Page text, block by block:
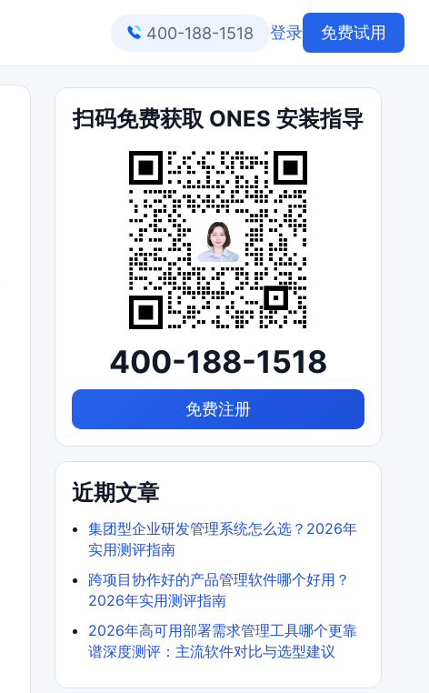
400-188-1518 登录 免费试用
扫码免费获取 ONES 安装指导
400-188-1518
免费注册
近期文章
集团型企业研发管理系统怎么选？2026年
实用测评指南
跨项目协作好的产品管理软件哪个好用？
2026年实用测评指南
2026年高可用部署需求管理工具哪个更靠
谱深度测评：主流软件对比与选型建议